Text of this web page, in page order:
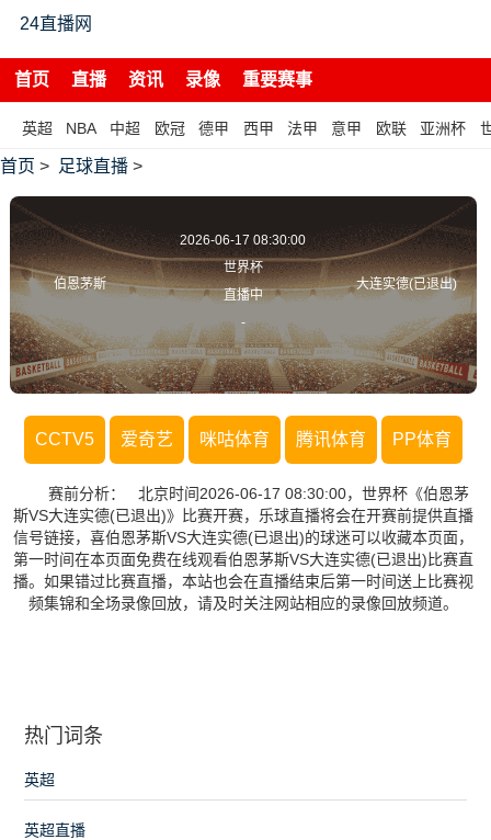
24直播网
首页 直播 资讯 录像 重要赛事
英超 NBA 中超 欧冠 德甲 西甲 法甲 意甲 欧联 亚洲杯
首页 > 足球直播 >
伯恩茅斯
2026-06-17 08:30:00
世界杯
直播中
-
大连实德(已退出)
CCTV5 爱奇艺 咪咕体育 腾讯体育 PP体育
赛前分析： 北京时间2026-06-17 08:30:00，世界杯《伯恩茅
斯VS大连实德(已退出)》比赛开赛，乐球直播将会在开赛前提供直播
信号链接，喜伯恩茅斯VS大连实德(已退出)的球迷可以收藏本页面，
第一时间在本页面免费在线观看伯恩茅斯VS大连实德(已退出)比赛直
播。如果错过比赛直播，本站也会在直播结束后第一时间送上比赛视
频集锦和全场录像回放，请及时关注网站相应的录像回放频道。
热门词条
英超
英超直播